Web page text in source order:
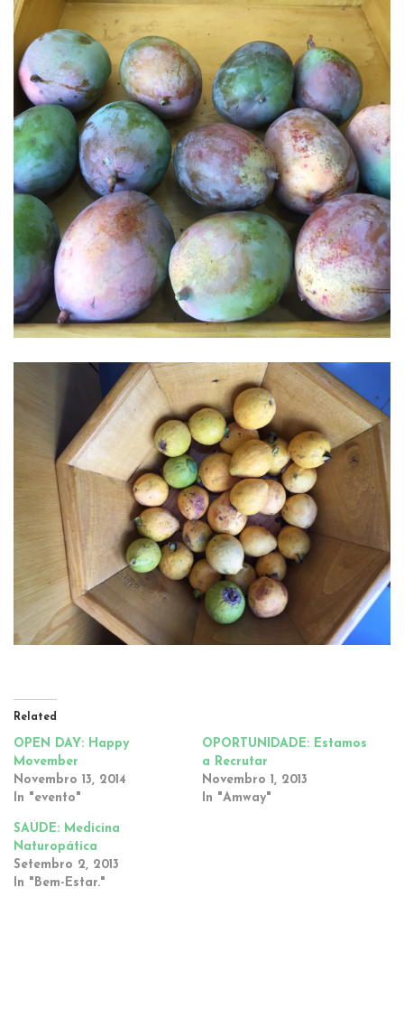
Related
OPEN DAY: Happy
Movember
Novembro 13, 2014
In "evento"
OPORTUNIDADE: Estamos
a Recrutar
Novembro 1, 2013
In "Amway"
SAÚDE: Medicina
Naturopática
Setembro 2, 2013
In "Bem-Estar."